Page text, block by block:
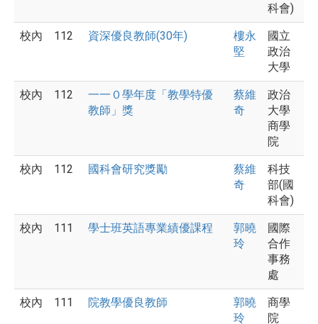
科會)
校內 112 資深優良教師(30年)
樓永
堅
國立
政治
大學
校內 112
一一０學年度「教學特優
教師」獎
蔡維
奇
政治
大學
商學
院
校內 112 國科會研究獎勵
蔡維
奇
科技
部(國
科會)
校內 111 學士班英語專業績優課程
郭曉
玲
國際
合作
事務
處
校內 111 院教學優良教師
郭曉
玲
商學
院